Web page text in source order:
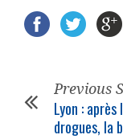
Previous
Lyon :
drogues, la